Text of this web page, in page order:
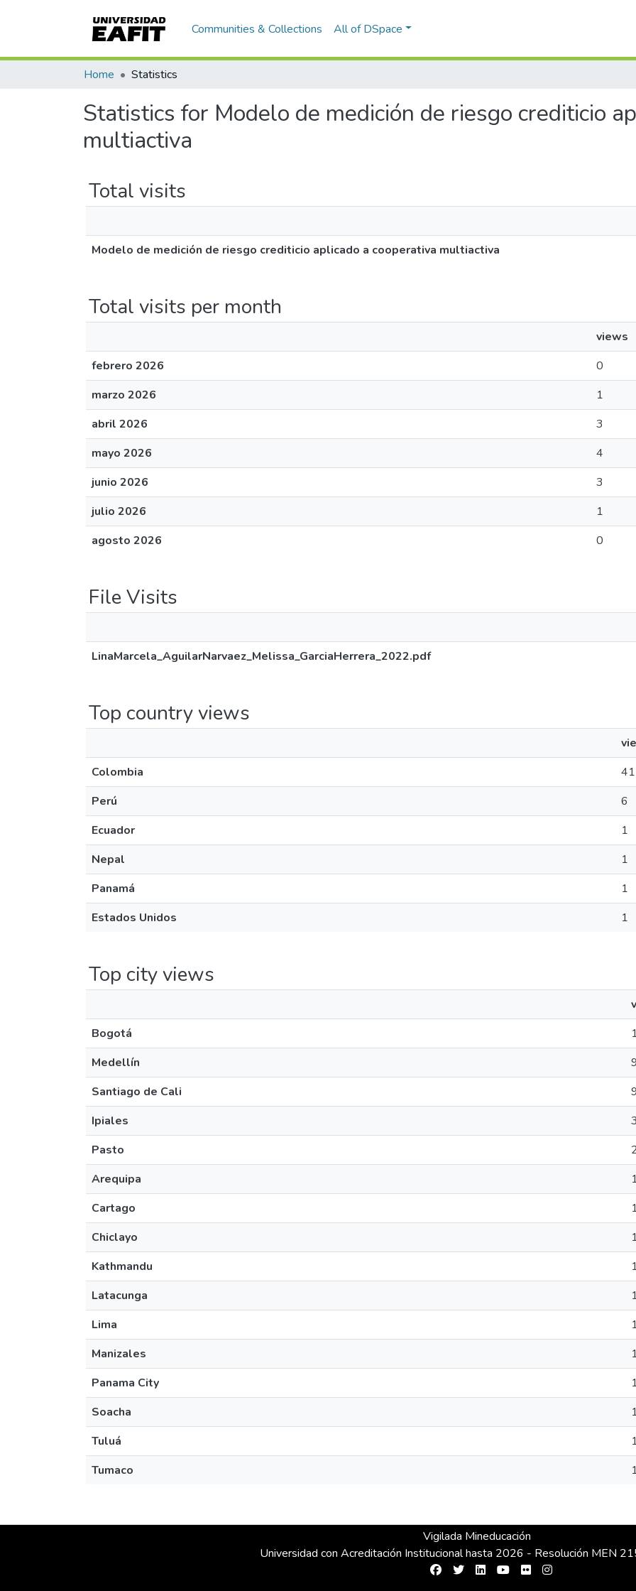
Communities & Collections All of DSpace
Home Statistics
Statistics for Modelo de medición de riesgo crediticio
multiactiva
Total visits
Modelo de medición de riesgo crediticio aplicado a cooperativa multiactiva
Total visits per month
views
febrero 2026
0
marzo 2026
1
abril 2026
3
mayo 2026
4
junio 2026
3
julio 2026
1
agosto 2026
0
File Visits
LinaMarcela_AguilarNarvaez_Melissa_GarciaHerrera_2022.pdf
Top country views
Colombia
41
Perú
6
Ecuador
1
Nepal
1
Panamá
1
Estados Unidos
1
Top city views
Bogotá
Medellín
9
Santiago de Cali
9
Ipiales
3
Pasto
Arequipa
Cartago
Chiclayo
Kathmandu
Latacunga
Lima
Manizales
Panama City
Soacha
Tuluá
Tumaco
Vigilada Mineducación
Universidad con Acreditación Institucional hasta 2026 - Resolución MEN